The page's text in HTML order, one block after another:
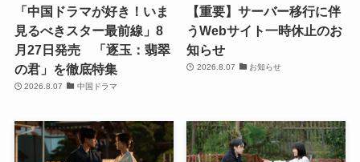
「中国ドラマが好き！いま
見るべきスター最前線」8
月27日発売 「逐玉：翡翠
の君」を徹底特集
2026.8.07 中国ドラマ
【重要】サーバー移行に伴
うWebサイト一時休止のお
知らせ
2026.8.07 お知らせ